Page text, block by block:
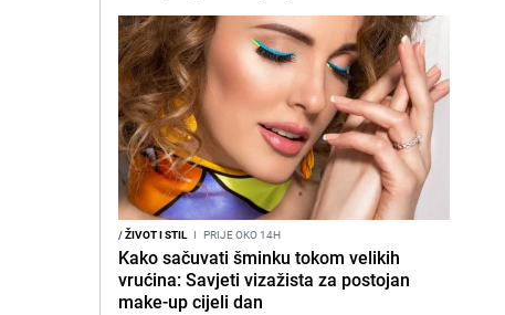
/ŽIVOT I STIL I PRIJE OKO 14H
Kako sačuvati šminku tokom velikih
vrućina: Savjeti vizažista za postojan
make-up cijeli dan